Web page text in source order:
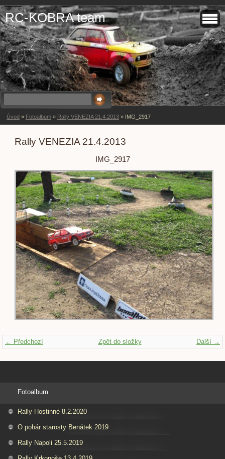
RC-KOBRA team
Úvod » Fotoalbum » Rally VENEZIA 21.4.2013 » IMG_2917
Rally VENEZIA 21.4.2013
IMG_2917
← Předchozí Další →
Zpět do složky
Fotoalbum
Rally Hostinné 8.2.2020
O pohár starosty Benátek 2019
Rally Napoli 25.5.2019